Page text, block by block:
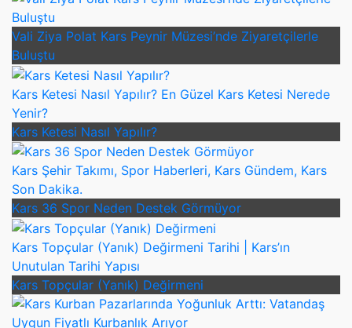
Vali Ziya Polat Kars Peynir Müzesi’nde Ziyaretçilerle
Buluştu
Kars Ketesi Nasıl Yapılır? En Güzel Kars Ketesi Nerede
Yenir?
Kars Ketesi Nasıl Yapılır?
Kars Şehir Takımı, Spor Haberleri, Kars Gündem, Kars
Son Dakika.
Kars 36 Spor Neden Destek Görmüyor
Kars Topçular (Yanık) Değirmeni Tarihi | Kars’ın
Unutulan Tarihi Yapısı
Kars Topçular (Yanık) Değirmeni